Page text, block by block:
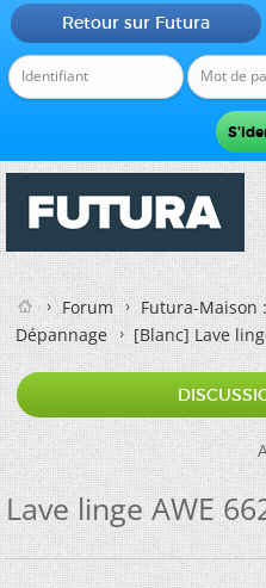
Retour sur Futura
Forum
Futura-Maison
Dépannage
[Blanc]Lave
Lave linge AWE